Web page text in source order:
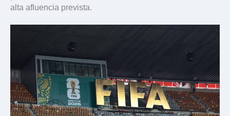
alta afluencia prevista.